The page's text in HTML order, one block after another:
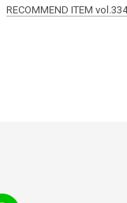
RECOMMEND ITEM vol.334